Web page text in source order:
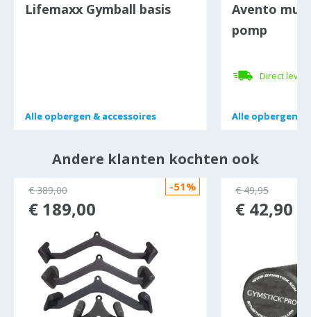
Lifemaxx Gymball basis
Alle opbergen & accessoires
Alle opbergen & accessoires
Avento
pomp
Direct
Alle opbergen &
Alle opbergen &
Andere klanten kochten ook
-51%
€ 389,00
€ 189,00
€ 49,95
€ 42,90